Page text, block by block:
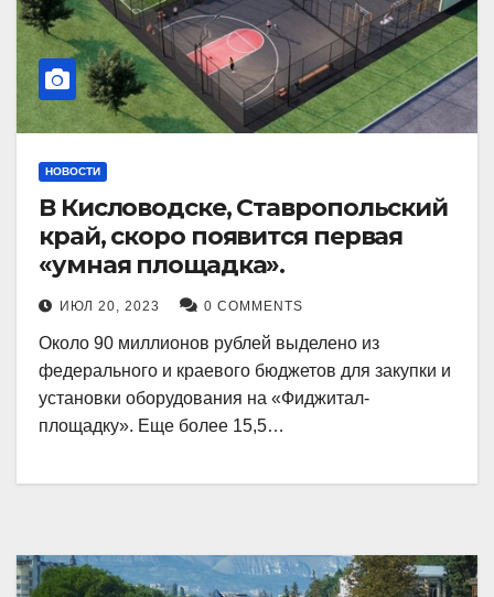
НОВОСТИ
В Кисловодске, Ставропольский
край, скоро появится первая
«умная площадка».
ИЮЛ 20, 2023 0 COMMENTS
Около 90 миллионов рублей выделено из
федерального и краевого бюджетов для закупки и
установки оборудования на «Фиджитал-
площадку». Еще более 15,5…